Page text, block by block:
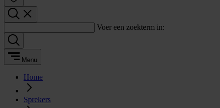
Voer een zoekterm in:
Menu
Home
Sprekers